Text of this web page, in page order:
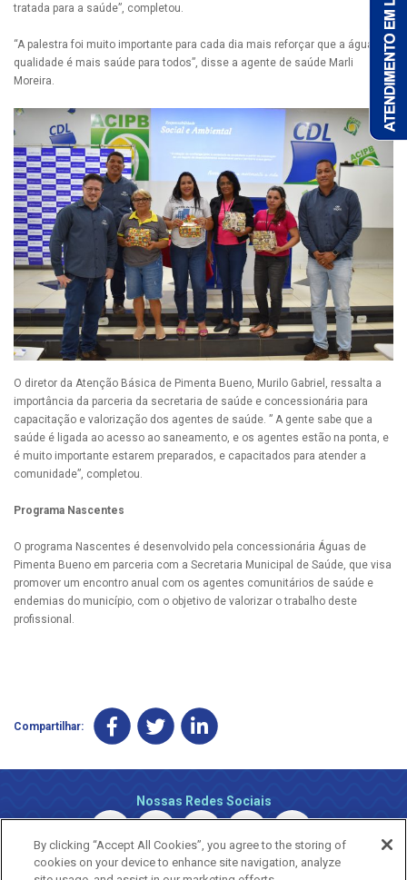
tratada para a saúde”, completou.
“A palestra foi muito importante para cada dia mais reforçar que a água de
qualidade é mais saúde para todos”, disse a agente de saúde Marli
Moreira.
O diretor da Atenção Básica de Pimenta Bueno, Murilo Gabriel, ressalta a
importância da parceria da secretaria de saúde e concessionária para
capacitação e valorização dos agentes de saúde. ” A gente sabe que a
saúde é ligada ao acesso ao saneamento, e os agentes estão na ponta, e
é muito importante estarem preparados, e capacitados para atender a
comunidade”, completou.
Programa Nascentes
O programa Nascentes é desenvolvido pela concessionária Águas de
Pimenta Bueno em parceria com a Secretaria Municipal de Saúde, que visa
promover um encontro anual com os agentes comunitários de saúde e
endemias do município, com o objetivo de valorizar o trabalho deste
profissional.
Compartilhar:
Nossas Redes Sociais
By clicking “Accept All Cookies”, you agree to the storing of
cookies on your device to enhance site navigation, analyze